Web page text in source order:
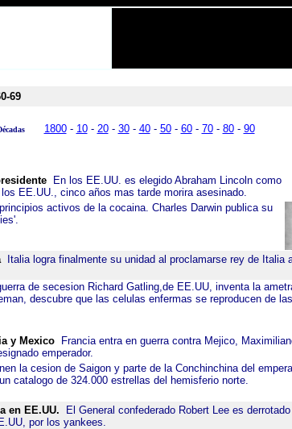
69
1800- 10- 20- 30- 40- 50- 60- 70- 80- 90
En los EE.UU. es elegido Abraham Lincoln como
EE.UU., cinco años mas tarde morira asesinado.
activos de la cocaina. Charles Darwin publica su
Italia logra finalmente su unidad al proclamarse rey de Italia
de secesion Richard Gatling,de EE.UU, inventa la
descubre que las celulas enfermas se reproducen de
y MexicoFrancia entra en guerra contra Mejico,
emperador.
la cesion de Saigon y parte de la Conchinchina del
catalogo de 324.000 estrellas del hemisferio norte.
en EE.UU. El General confederado Robert Lee es
por los yankees.